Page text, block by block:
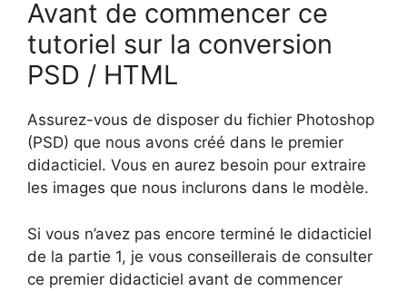
Avant de commencer ce
tutoriel sur la conversion
PSD / HTML
Assurez-vous de disposer du fichier Photoshop
(PSD) que nous avons créé dans le premier
didacticiel. Vous en aurez besoin pour extraire
les images que nous inclurons dans le modèle.
Si vous n’avez pas encore terminé le didacticiel
de la partie 1, je vous conseillerais de consulter
ce premier didacticiel avant de commencer